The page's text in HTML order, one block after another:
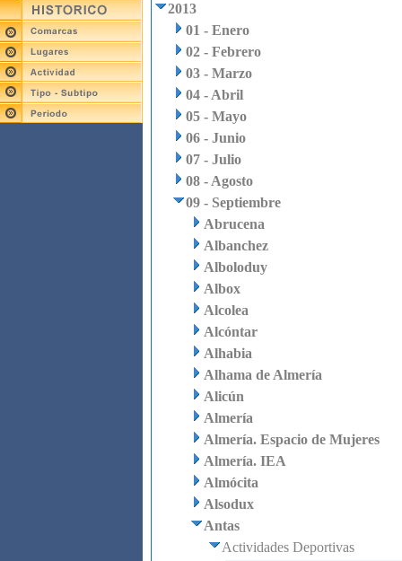
2013
01 - Enero
02 - Febrero
03 - Marzo
04 - Abril
05 - Mayo
06 - Junio
07 - Julio
08 - Agosto
09 - Septiembre
Abrucena
Albanchez
Alboloduy
Albox
Alcolea
Alcóntar
Alhabia
Alhama de Almería
Alicún
Almería
Almería. Espacio de Mujeres
Almería. IEA
Almócita
Alsodux
Antas
Actividades Deportivas